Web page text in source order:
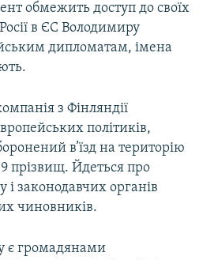
обмежить доступ до своїх
в ЄС Володимиру
дипломатам, імена
з Фінляндії
політиків,
в’їзд на територію
прізвищ. Йдеться про
законодавчих органів
чиновників.
є громадянами